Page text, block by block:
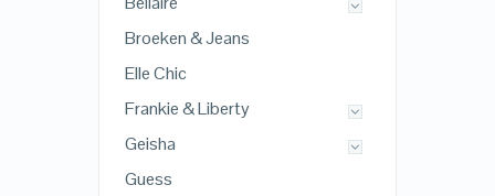
Broeken & Jeans
Elle Chic
Frankie & Liberty
Geisha
Guess